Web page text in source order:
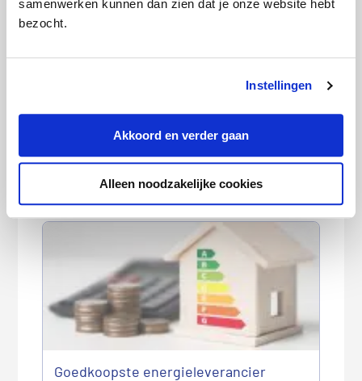
samenwerken kunnen dan zien dat je onze website hebt
bezocht.
Instellingen
Akkoord en verder gaan
Alleen noodzakelijke cookies
Deze artikelen kunnen we je
aanraden:
Goedkoopste energieleverancier